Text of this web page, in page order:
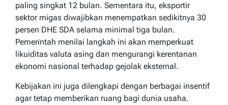
paling singkat 12 bulan. Sementara itu, eksportir
sektor migas diwajibkan menempatkan sedikitnya 30
persen DHE SDA selama minimal tiga bulan.
Pemerintah menilai langkah ini akan memperkuat
likuiditas valuta asing dan mengurangi kerentanan
ekonomi nasional terhadap gejolak eksternal.
Kebijakan ini juga dilengkapi dengan berbagai insentif
agar tetap memberikan ruang bagi dunia usaha.